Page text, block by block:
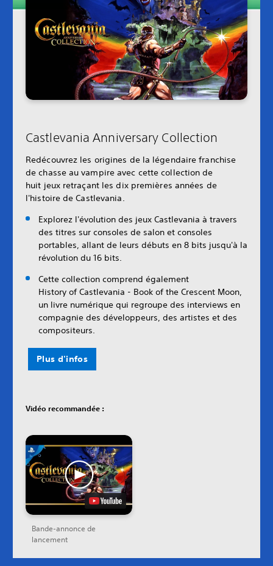
Castlevania Anniversary Collection
Redécouvrez les origines de la légendaire franchise
de chasse au vampire avec cette collection de
huit jeux retraçant les dix premières années de
l'histoire de Castlevania.
Explorez l'évolution des jeux Castlevania à travers
des titres sur consoles de salon et consoles
portables, allant de leurs débuts en 8 bits jusqu'à la
révolution du 16 bits.
Cette collection comprend également
History of Castlevania - Book of the Crescent Moon,
un livre numérique qui regroupe des interviews en
compagnie des développeurs, des artistes et des
compositeurs.
Plus d'infos
Vidéo recommandée :
Bande-annonce de
lancement